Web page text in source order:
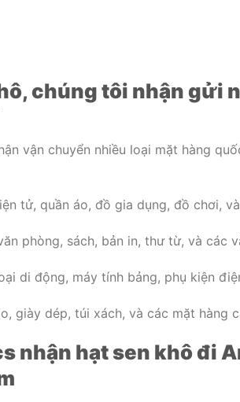
chúng tôi nhận gửi
vận chuyển nhiều loại mặt hàng
tử, quần áo, đồ gia dụng, đồ chơi,
phòng, sách, bản in, thư từ, và các
di động, máy tính bảng, phụ kiện
giày dép, túi xách, và các mặt hàng
nhận hạt sen khô đi